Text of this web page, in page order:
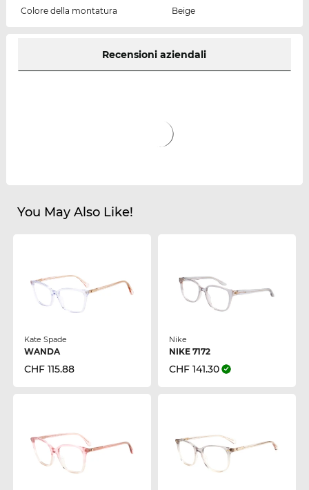
Colore della montatura
Beige
Recensioni aziendali
You May Also Like!
Kate Spade
WANDA
CHF 115.88
Nike
NIKE 7172
CHF 141.30